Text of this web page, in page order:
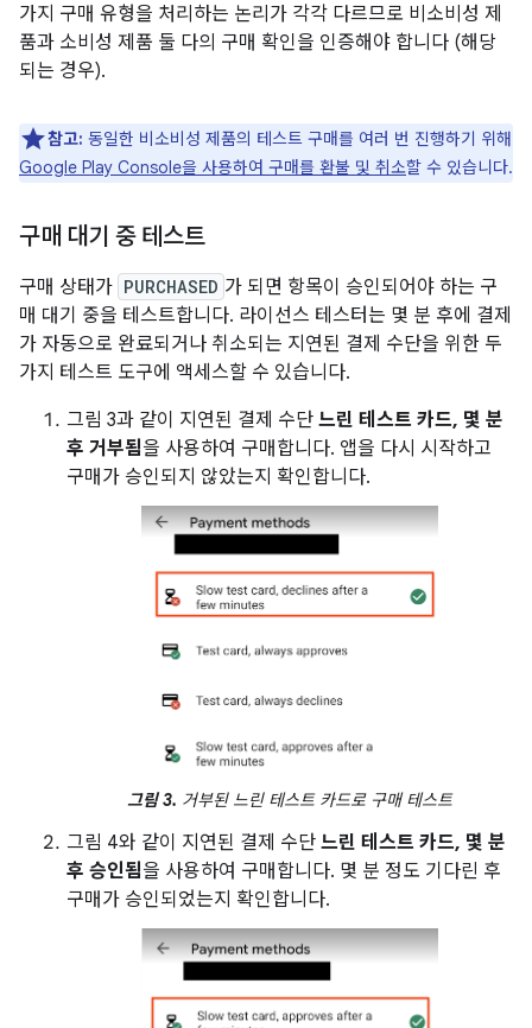
가지 구매 유형을 처리하는 논리가 각각 다르므로 비소비성 제
품과 소비성 제품 둘 다의 구매 확인을 인증해야 합니다 (해당
되는 경우).
참고: 동일한 비소비성 제품의 테스트 구매를 여러 번 진행하기 위해
Google Play Console을 사용하여 구매를 환불 및 취소할 수 있습니다.
구매 대기 중 테스트
구매 상태가 PURCHASED 가 되면 항목이 승인되어야 하는 구
매 대기 중을 테스트합니다. 라이선스 테스터는 몇 분 후에 결제
가 자동으로 완료되거나 취소되는 지연된 결제 수단을 위한 두
가지 테스트 도구에 액세스할 수 있습니다.
그림 3과 같이 지연된 결제 수단 느린 테스트 카드, 몇 분
후 거부됨을 사용하여 구매합니다. 앱을 다시 시작하고
구매가 승인되지 않았는지 확인합니다.
그림 3. 거부된 느린 테스트 카드로 구매 테스트
그림 4와 같이 지연된 결제 수단 느린 테스트 카드, 몇 분
후 승인됨을 사용하여 구매합니다. 몇 분 정도 기다린 후
구매가 승인되었는지 확인합니다.